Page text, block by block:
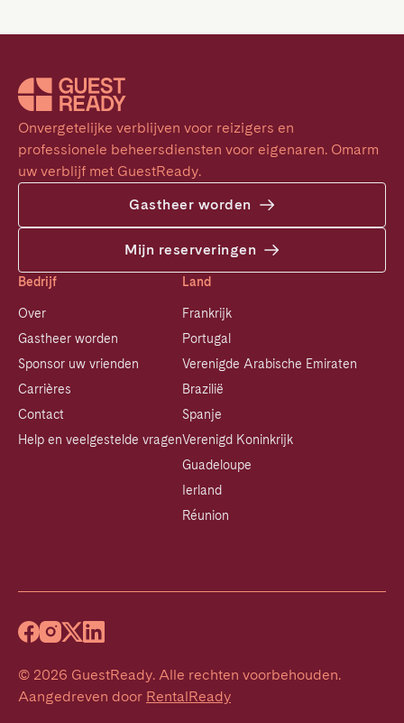
Onvergetelijke verblijven voor reizigers en
professionele beheersdiensten voor eigenaren. Omarm
uw verblijf met GuestReady.
Gastheer worden
Mijn reserveringen
Bedrijf
Over
Gastheer worden
Sponsor uw vrienden
Carrières
Contact
Help en veelgestelde vragen
Land
Frankrijk
Portugal
Verenigde Arabische Emiraten
Brazilië
Spanje
Verenigd Koninkrijk
Guadeloupe
Ierland
Réunion
© 2026 GuestReady. Alle rechten voorbehouden.
Aangedreven door RentalReady